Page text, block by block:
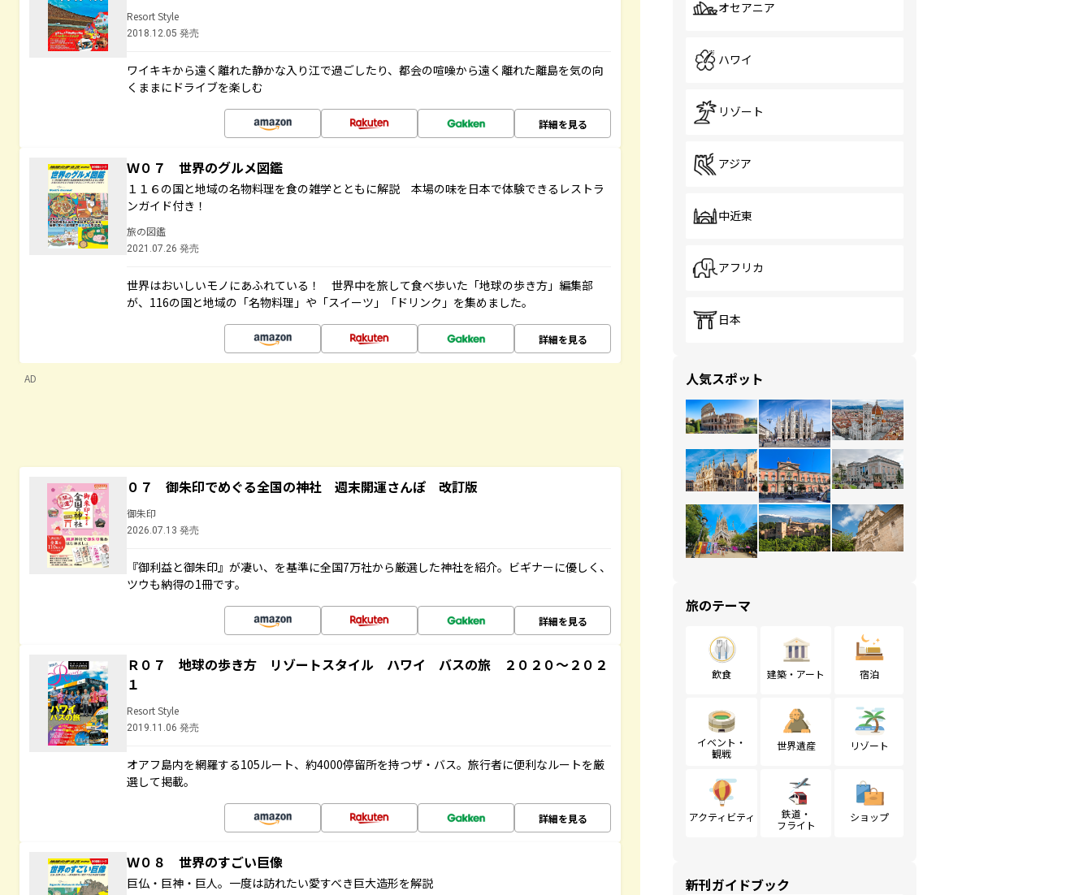
Resort Style
2018.12.05 発売
ワイキキから遠く離れた静かな入り江で過ごしたり、都会の喧噪から遠く離れた離島を気の向
くままにドライブを楽しむ
詳細を見る
Ｗ０７ 世界のグルメ図鑑
１１６の国と地域の名物料理を食の雑学とともに解説 本場の味を日本で体験できるレストラ
ンガイド付き！
旅の図鑑
2021.07.26 発売
世界はおいしいモノにあふれている！ 世界中を旅して食べ歩いた「地球の歩き方」編集部
が、116の国と地域の「名物料理」や「スイーツ」「ドリンク」を集めました。
詳細を見る
AD
０７ 御朱印でめぐる全国の神社 週末開運さんぽ 改訂版
御朱印
2026.07.13 発売
『御利益と御朱印』が凄い、を基準に全国7万社から厳選した神社を紹介。ビギナーに優しく、
ツウも納得の1冊です。
詳細を見る
Ｒ０７ 地球の歩き方 リゾートスタイル ハワイ バスの旅 ２０２０～２０２
１
Resort Style
2019.11.06 発売
オアフ島内を網羅する105ルート、約4000停留所を持つザ・バス。旅行者に便利なルートを厳
選して掲載。
詳細を見る
Ｗ０８ 世界のすごい巨像
巨仏・巨神・巨人。一度は訪れたい愛すべき巨大造形を解説
オセアニア
ハワイ
リゾート
アジア
中近東
アフリカ
日本
人気スポット
旅のテーマ
飲食 建築・アート 宿泊
イベント・
観戦
世界遺産 リゾート
アクティビティ
鉄道・
フライト
ショップ
新刊ガイドブック